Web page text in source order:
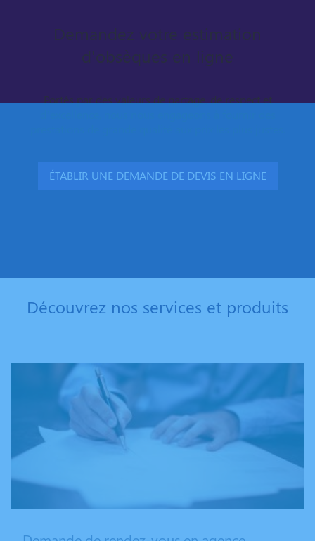
Demandez votre estimation
d'obsèques en ligne
Portés par des valeurs de partage, de respect et
ÉTABLIR UNE DEMANDE DE DEVIS EN LIGNE
Découvrez nos services et produits